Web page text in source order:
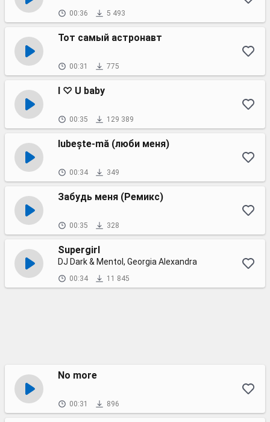
00:36 5 493
Тот самый астронавт
00:31 775
I ♡ U baby
00:35 129 389
Iubește-mă (люби меня)
00:34 349
Забудь меня (Ремикс)
00:35 328
Supergirl
DJ Dark & Mentol, Georgia Alexandra
00:34 11 845
No more
00:31 896